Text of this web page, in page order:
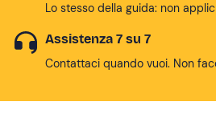
Lo stesso della guida: non
Assistenza 7 su 7
Contattaci quando vuoi. Non